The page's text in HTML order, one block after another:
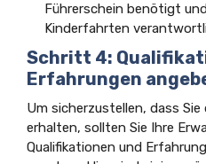
Führerschein benötigt
Kinderfahrten
Schritt 4:
Erfahrungen
Um sicherzustellen, dass
erhalten, sollten Sie Ihre
Qualifikationen und